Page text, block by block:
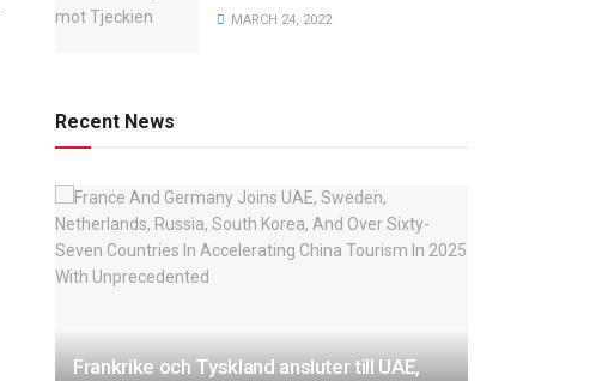
MARCH 24, 2022
Recent News
Frankrike och Tyskland ansluter till UAE,